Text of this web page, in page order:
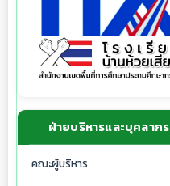
ฝ่ายบริหารและบุคลากร
คณะผู้บริหาร